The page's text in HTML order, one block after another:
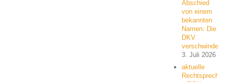
Abschied
von einem
bekannten
Namen: Die
DKV
verschwindet
3. Juli 2026
aktuelle